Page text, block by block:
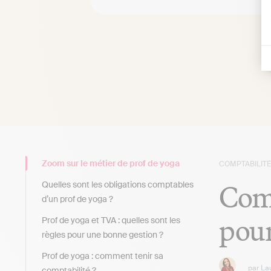
par
Zoom sur le métier de prof de yoga
Quelles sont les obligations comptables
d’un prof de yoga ?
Prof de yoga et TVA : quelles sont les
règles pour une bonne gestion ?
Prof de yoga : comment tenir sa